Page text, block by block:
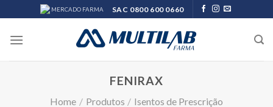
to
content
MERCADO FARMA SAC 0800 600 0660
FENIRAX
Home / Produtos / Isentos de Prescrição